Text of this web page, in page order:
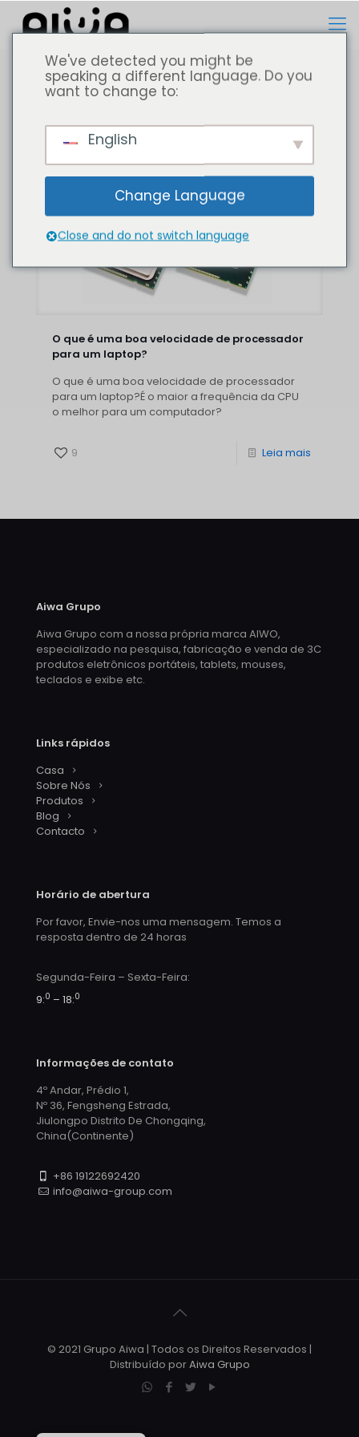
Todos Computador portátil
O que é uma boa velocidade de processador
para um laptop?
O que é uma boa velocidade de processador
para um laptop?É o maior a frequência da CPU
o melhor para um computador?
9 Leia mais
Aiwa Grupo
Aiwa Grupo com a nossa própria marca AIWO,
especializado na pesquisa, fabricação e venda de 3C
produtos eletrônicos portáteis, tablets, mouses,
teclados e exibe etc.
Links rápidos
Casa
Sobre Nós
Produtos
Blog
Contacto
Horário de abertura
Por favor, Envie-nos uma mensagem. Temos a
resposta dentro de 24 horas
Segunda-Feira – Sexta-Feira:
9:0 – 18:0
Informações de contato
4º Andar, Prédio 1,
Nº 36, Fengsheng Estrada,
Jiulongpo Distrito De Chongqing,
China(Continente)
+86 19122692420
info@aiwa-group.com
© 2021 Grupo Aiwa | Todos os Direitos Reservados |
Distribuído porAiwa Grupo
We've detected you might be
speaking a different language. Do you
want to change to:
English
Change Language
Close and do not switch language